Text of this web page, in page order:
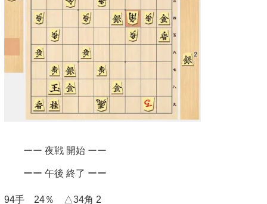
ーー 夜戦 開始 ーー
ーー 午後 終了 ーー
94手 24％ △34角 2